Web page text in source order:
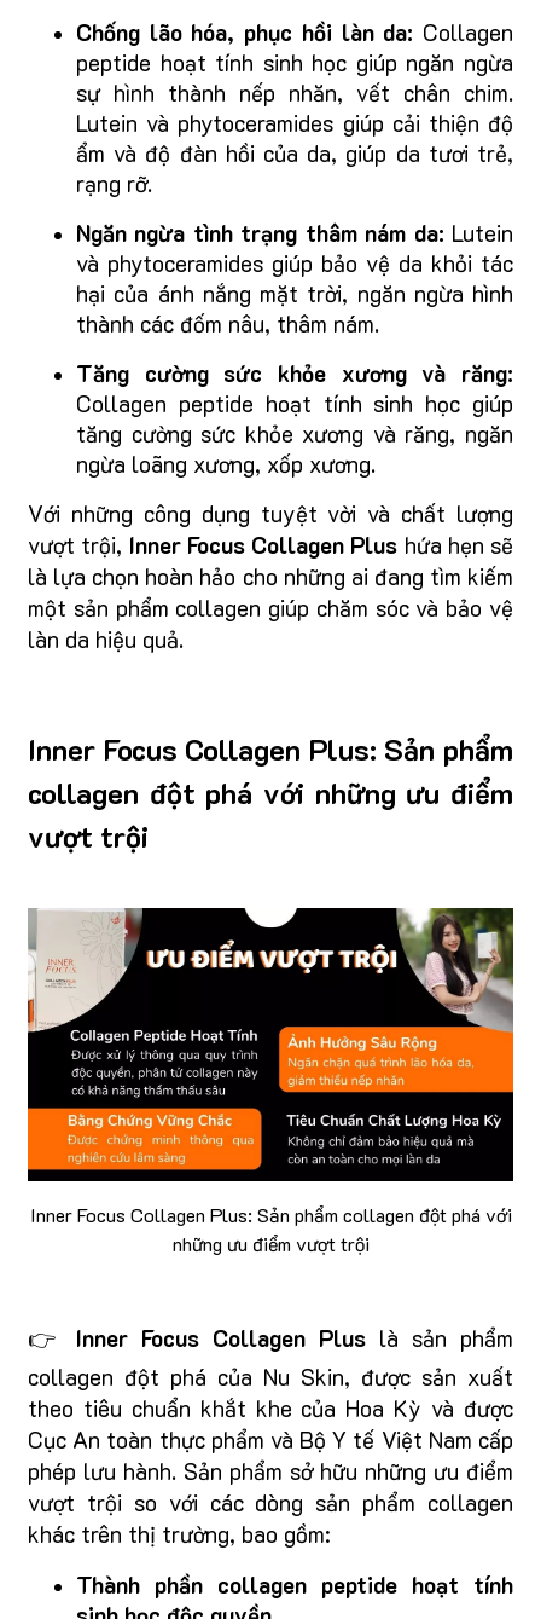
Chống lão hóa, phục hồi làn da: Collagen
peptide hoạt tính sinh học giúp ngăn ngừa
sự hình thành nếp nhăn, vết chân chim.
Lutein và phytoceramides giúp cải thiện độ
ẩm và độ đàn hồi của da, giúp da tươi trẻ,
rạng rỡ.
Ngăn ngừa tình trạng thâm nám da: Lutein
và phytoceramides giúp bảo vệ da khỏi tác
hại của ánh nắng mặt trời, ngăn ngừa hình
thành các đốm nâu, thâm nám.
Tăng cường sức khỏe xương và răng:
Collagen peptide hoạt tính sinh học giúp
tăng cường sức khỏe xương và răng, ngăn
ngừa loãng xương, xốp xương.
Với những công dụng tuyệt vời và chất lượng
vượt trội, Inner Focus Collagen Plus hứa hẹn sẽ
là lựa chọn hoàn hảo cho những ai đang tìm kiếm
một sản phẩm collagen giúp chăm sóc và bảo vệ
làn da hiệu quả.
Inner Focus Collagen Plus: Sản phẩm
collagen đột phá với những ưu điểm
vượt trội
Inner Focus Collagen Plus: Sản phẩm collagen đột phá với
những ưu điểm vượt trội
👉 Inner Focus Collagen Plus là sản phẩm
collagen đột phá của Nu Skin, được sản xuất
theo tiêu chuẩn khắt khe của Hoa Kỳ và được
Cục An toàn thực phẩm và Bộ Y tế Việt Nam cấp
phép lưu hành. Sản phẩm sở hữu những ưu điểm
vượt trội so với các dòng sản phẩm collagen
khác trên thị trường, bao gồm:
Thành phần collagen peptide hoạt tính